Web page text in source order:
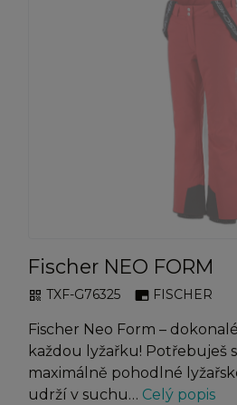
Fischer NEO FORM
qr_code TXF-G76325 branding_watermark FISCHER
Fischer Neo Form –
každou lyžařku! Potřebuješ
maximálně pohodlné
udrží v suchu… Celý popis